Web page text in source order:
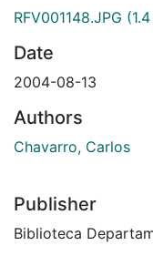
RFV001148.JPG
Date
2004-08-13
Authors
Chavarro, Carlos
Publisher
Biblioteca